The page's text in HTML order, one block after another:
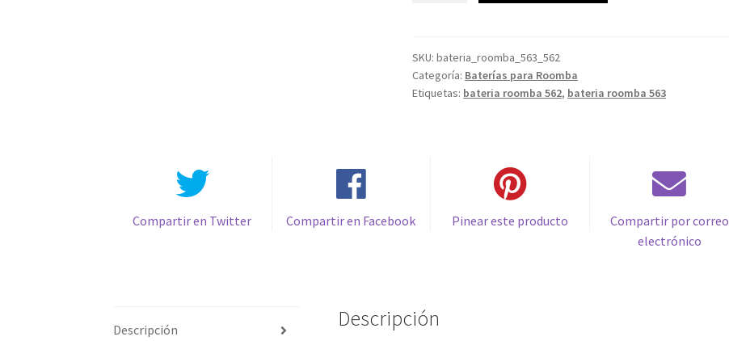
/
563
Capacidad
500,
cantidad
SKU:bateria_roomba_563_562
Categoría: Baterías para Roomba
Etiquetas: bateria roomba 562, bateria roomba 563
Compartir en Twitter Compartir en Facebook Pinear este producto
Compartir por correo
electrónico
Descripción Descripción